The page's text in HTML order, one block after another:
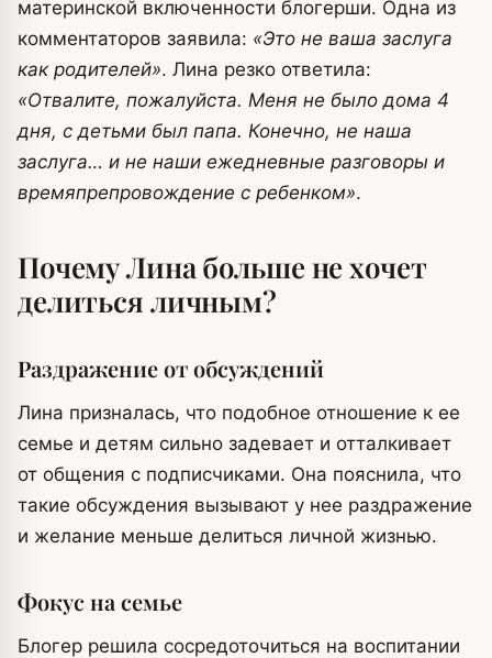
материнской включенности блогерши. Одна из
комментаторов заявила: «Это не ваша заслуга
как родителей». Лина резко ответила:
«Отвалите, пожалуйста. Меня не было дома 4
дня, с детьми был папа. Конечно, не наша
заслуга… и не наши ежедневные разговоры и
времяпрепровождение с ребенком».
Почему Лина больше не хочет
делиться личным?
Раздражение от обсуждений
Лина призналась, что подобное отношение к ее
семье и детям сильно задевает и отталкивает
от общения с подписчиками. Она пояснила, что
такие обсуждения вызывают у нее раздражение
и желание меньше делиться личной жизнью.
Фокус на семье
Блогер решила сосредоточиться на воспитании